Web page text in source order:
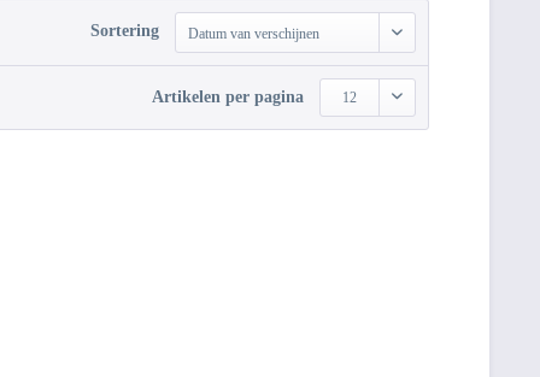
Sortering Datum van verschijnen
Artikelen per pagina 12